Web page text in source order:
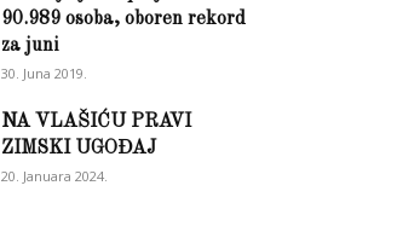
90.989 osoba, oboren rekord
za juni
30. Juna 2019.
NA VLAŠIĆU PRAVI
ZIMSKI UGOĐAJ
20. Januara 2024.